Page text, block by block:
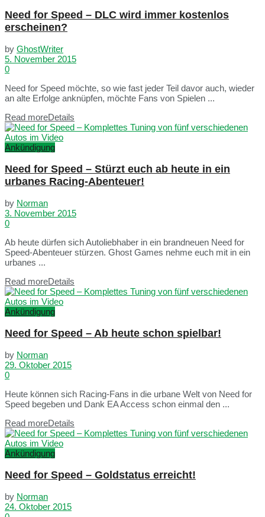
Need for Speed – DLC wird immer kostenlos
erscheinen?
by GhostWriter
5. November 2015
0
Need for Speed möchte, so wie fast jeder Teil davor auch, wieder
an alte Erfolge anknüpfen, möchte Fans von Spielen ...
Read moreDetails
Ankündigung
Need for Speed – Stürzt euch ab heute in ein
urbanes Racing-Abenteuer!
by Norman
3. November 2015
0
Ab heute dürfen sich Autoliebhaber in ein brandneuen Need for
Speed-Abenteuer stürzen. Ghost Games nehme euch mit in ein
urbanes ...
Read moreDetails
Ankündigung
Need for Speed – Ab heute schon spielbar!
by Norman
29. Oktober 2015
0
Heute können sich Racing-Fans in die urbane Welt von Need for
Speed begeben und Dank EA Access schon einmal den ...
Read moreDetails
Ankündigung
Need for Speed – Goldstatus erreicht!
by Norman
24. Oktober 2015